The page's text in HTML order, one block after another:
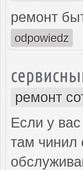
ремонт
odpowiedz
ремонт
Если у
там чинил